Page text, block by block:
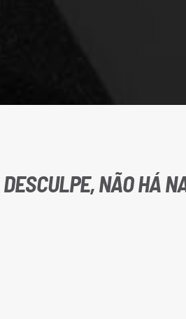
DESCULPE, NÃO HÁ